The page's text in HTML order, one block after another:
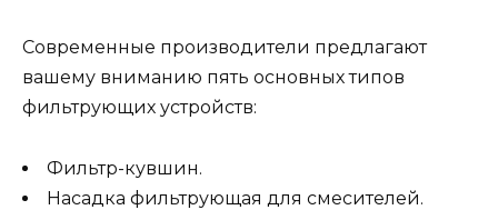
Современные производители предлагают
вашему вниманию пять основных типов
фильтрующих устройств:
Фильтр-кувшин.
Насадка фильтрующая для смесителей.